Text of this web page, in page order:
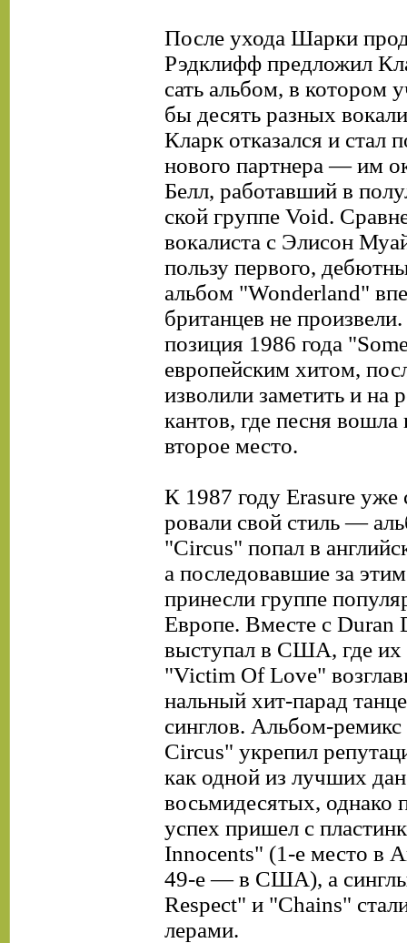
После ухода Шарки
Рэдклифф предложил
сать альбом, в котором
бы десять разных
Кларк отказался и стал
нового партнера — им
Белл, работавший в
ской группе Void.
вокалиста с Элисон
пользу первого,
альбом "Wonderland"
британцев не
позиция 1986 года
европейским хитом,
изволили заметить и на
кантов, где песня вошла
второе место.
К 1987 году Erasure
ровали свой стиль —
"Circus" попал в
а последовавшие за
принесли группе
Европе. Вместе с Duran
выступал в США, где их
"Victim Of Love"
нальный хит-парад
синглов. Альбом-
Circus" укрепил
как одной из лучших
восьмидесятых, однако
успех пришел с
Innocents" (1-е место в
49-е — в США), а
Respect" и "Chains"
лерами.